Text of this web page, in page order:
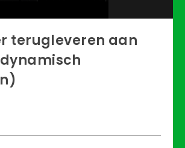
terugleveren aan